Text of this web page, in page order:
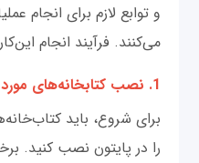
و توابع لازم برای انجام
می‌کنند. فرآیند انجام
1. نصب کتابخانه‌های مورد نیاز
برای شروع، باید
را در پایتون نصب کنید.